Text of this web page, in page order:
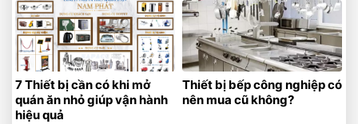
7 Thiết bị cần có khi mở
quán ăn nhỏ giúp vận hành
hiệu quả
Thiết bị bếp công nghiệp có
nên mua cũ không?